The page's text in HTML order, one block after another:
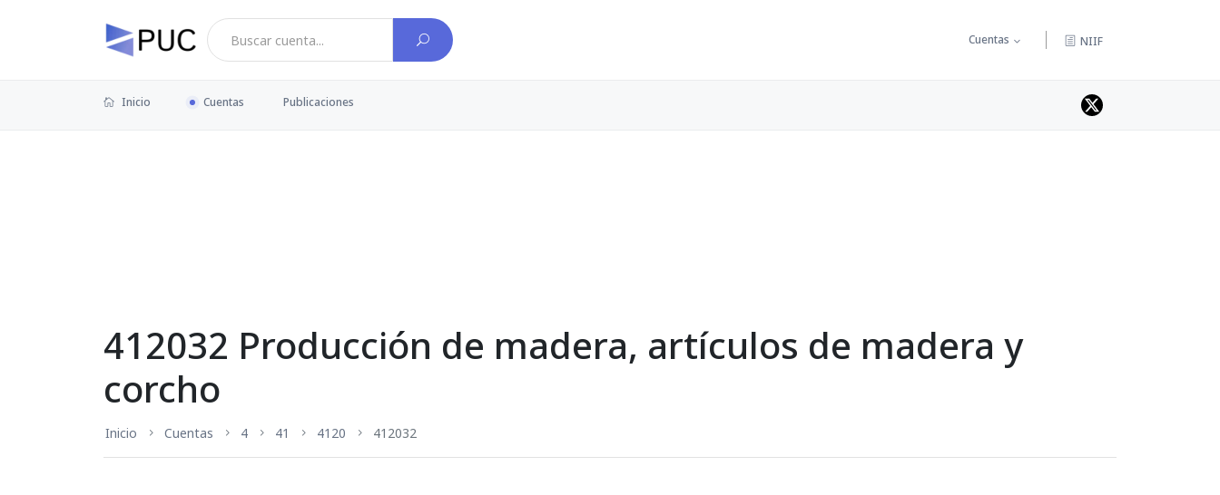
Cuentas NIIF
Inicio Cuentas Publicaciones
412032 Producción de madera, artículos de madera y
corcho
Inicio Cuentas 4 41 4120 412032